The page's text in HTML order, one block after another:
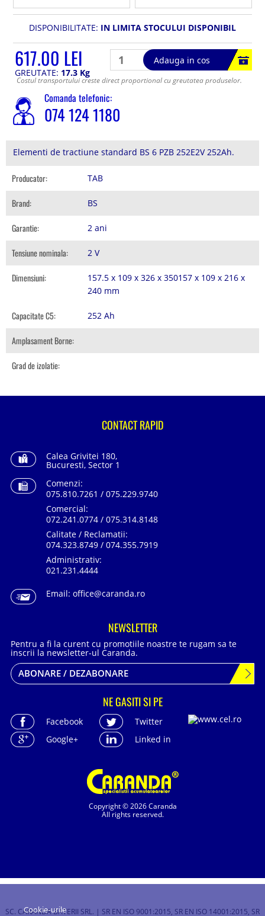
DISPONIBILITATE: IN LIMITA STOCULUI DISPONIBIL
617.00 LEI
Adauga in cos
GREUTATE: 17.3 Kg
Costul transportului creste direct proportional cu greutatea produselor.
Comanda telefonic:
074 124 1180
Elementi de tractiune standard BS 6 PZB 252E2V 252Ah.
Producator: TAB
Brand: BS
Garantie: 2 ani
Tensiune nominala: 2 V
Dimensiuni:
157.5 x 109 x 326 x 350157 x 109 x 216 x
240 mm
Capacitate C5: 252 Ah
Amplasament Borne:
Grad de izolatie:
Copyright © 2026 Caranda
All rights reserved.
CONTACT RAPID
Calea Grivitei 180,
Bucuresti, Sector 1
Comenzi:
075.810.7261 / 075.229.9740
Comercial:
072.241.0774 / 075.314.8148
Calitate / Reclamatii:
074.323.8749 / 074.355.7919
Administrativ:
021.231.4444
Email: office@caranda.ro
NEWSLETTER
Pentru a fi la curent cu promotiile noastre te rugam sa te
inscrii la newsletter-ul Caranda.
ABONARE / DEZABONARE
NE GASITI SI PE
Facebook
Twitter
Google+
Linked in
SC. CARANDA BATERII SRL. | SR EN ISO 9001:2015, SR EN ISO 14001:2015, SR
Cookie-urile